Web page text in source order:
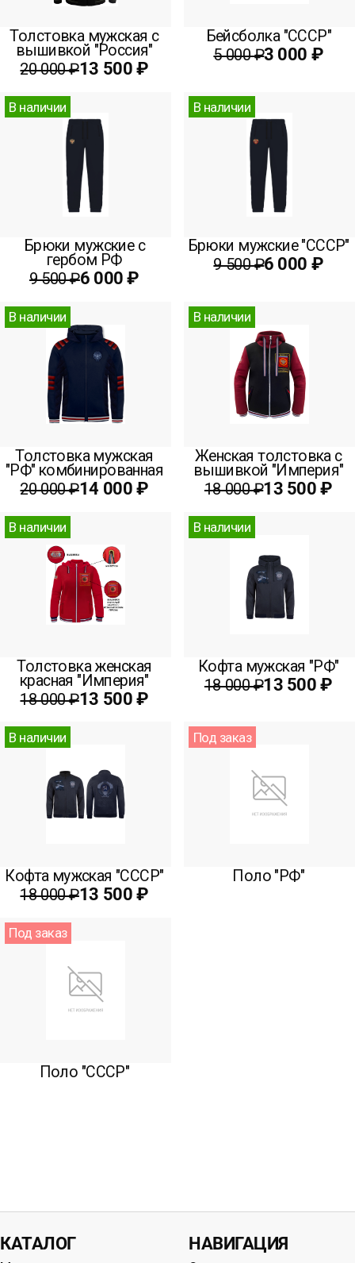
Толстовка мужская с
вышивкой "Россия"
20 000 ₽13 500 ₽
Бейсболка "СССР"
5 000 ₽3 000 ₽
В наличии
Брюки мужские с
гербом РФ
9 500 ₽6 000 ₽
В наличии
Брюки мужские "СССР"
9 500 ₽6 000 ₽
В наличии
Толстовка мужская
"РФ" комбинированная
20 000 ₽14 000 ₽
В наличии
Женская толстовка с
вышивкой "Империя"
18 000 ₽13 500 ₽
В наличии
Толстовка женская
красная "Империя"
18 000 ₽13 500 ₽
В наличии
Кофта мужская "РФ"
18 000 ₽13 500 ₽
В наличии
Кофта мужская "СССР"
18 000 ₽13 500 ₽
Под заказ
Поло "РФ"
Под заказ
Поло "СССР"
КАТАЛОГ НАВИГАЦИЯ